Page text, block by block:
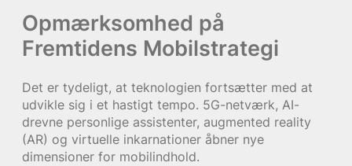
Opmærksomhed på
Fremtidens Mobilstrategi
Det er tydeligt, at teknologien fortsætter med at
udvikle sig i et hastigt tempo. 5G-netværk, AI-
drevne personlige assistenter, augmented reality
(AR) og virtuelle inkarnationer åbner nye
dimensioner for mobilindhold.